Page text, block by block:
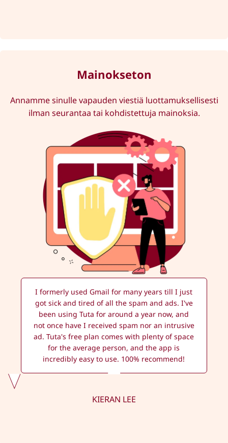
Mainokseton
Annamme sinulle vapauden viestiä luottamuksellisesti
ilman seurantaa tai kohdistettuja mainoksia.
I formerly used Gmail for many years till I just
got sick and tired of all the spam and ads. I've
been using Tuta for around a year now, and
not once have I received spam nor an intrusive
ad. Tuta's free plan comes with plenty of space
for the average person, and the app is
incredibly easy to use. 100% recommend!
KIERAN LEE